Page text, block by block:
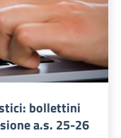
bollettini
a.s. 25-26